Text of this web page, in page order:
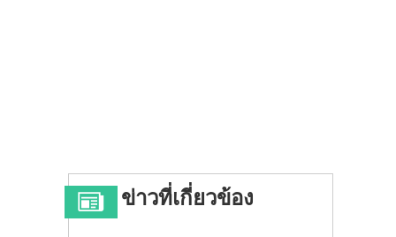
ข่าวที่เกี่ยวข้อง